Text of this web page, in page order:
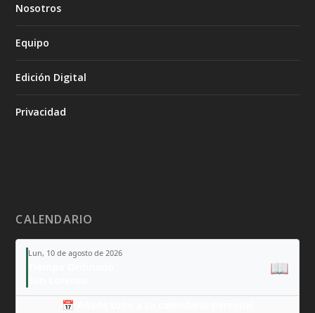
Nosotros
Equipo
Edición Digital
Privacidad
CALENDARIO
Lun, 10 de agosto de 2026
📖
📅 Añade todo a tu calendario personal